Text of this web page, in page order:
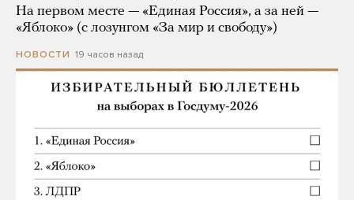
На первом месте — «Единая Россия», а за ней —
«Яблоко» (с лозунгом «За мир и свободу»)
НОВОСТИ 19 часов назад